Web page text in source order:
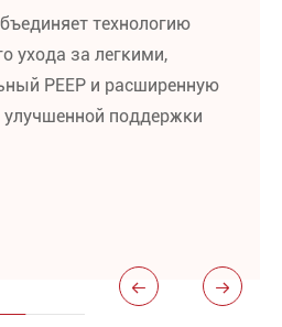
технологию
ухода за легкими,
PEEP и расширенную
поддержки
 